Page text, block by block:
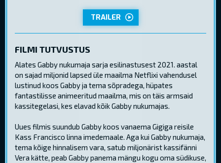
TRAILER
FILMI TUTVUSTUS
Alates Gabby nukumaja sarja esilinastusest 2021. aastal
on sajad miljonid lapsed üle maailma Netflixi vahendusel
lustinud koos Gabby ja tema sõpradega, hüpates
fantastilisse animeeritud maailma, mis on täis armsaid
kassitegelasi, kes elavad kõik Gabby nukumajas.
Uues filmis suundub Gabby koos vanaema Gigiga reisile
Kass Francisco linna imedemaale. Aga kui Gabby nukumaja,
tema kõige hinnalisem vara, satub miljonärist kassifänni
Vera kätte, peab Gabby panema mängu kogu oma südikuse,